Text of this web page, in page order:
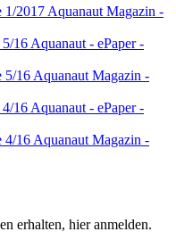
Aquanaut Magazin -
Aquanaut - ePaper -
Aquanaut Magazin -
Aquanaut - ePaper -
Aquanaut Magazin -
erhalten, hier anmelden.